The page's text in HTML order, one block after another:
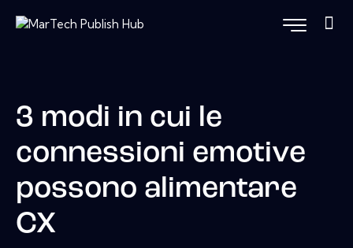
3 modi in cui le
connessioni emotive
possono alimentare
CX